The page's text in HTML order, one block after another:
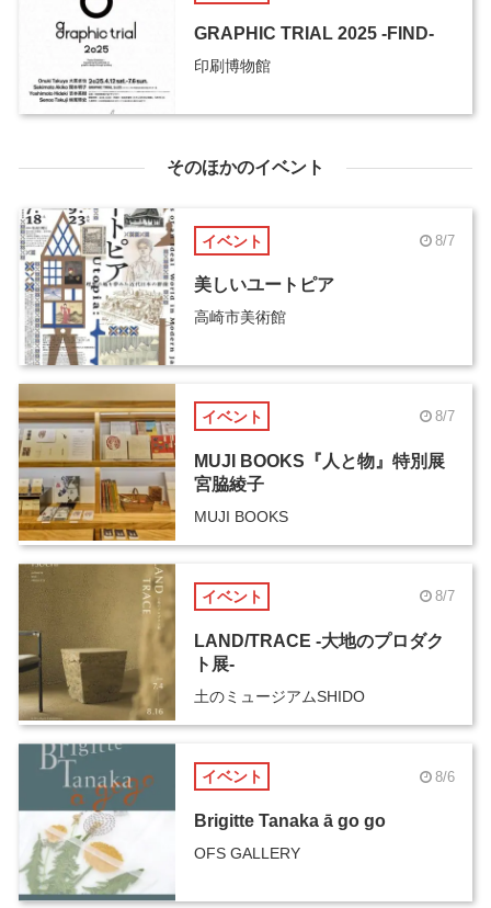
GRAPHIC TRIAL 2025 -FIND-
印刷博物館
そのほかのイベント
イベント 8/7
美しいユートピア
高崎市美術館
イベント 8/7
MUJI BOOKS『人と物』特別展
宮脇綾子
MUJI BOOKS
イベント 8/7
LAND/TRACE -大地のプロダク
ト展-
土のミュージアムSHIDO
イベント 8/6
Brigitte Tanaka ā go go
OFS GALLERY